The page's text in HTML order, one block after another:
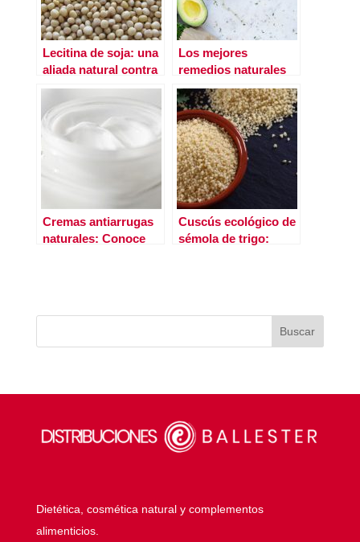
Lecitina de soja: una
aliada natural contra
el colesterol
Los mejores
remedios naturales
antienvejecimiento
Cremas antiarrugas
naturales: Conoce
Cuscús ecológico de
sémola de trigo:
Dietética, cosmética natural y complementos
alimenticios.